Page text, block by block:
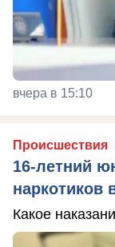
вчера в 15:10
Происшествия
16-летний
наркотиков
Какое